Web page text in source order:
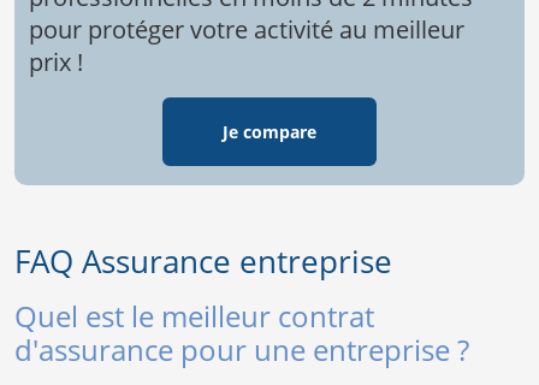
pour protéger votre activité au meilleur
prix !
Je compare
FAQ Assurance entreprise
Quel est le meilleur contrat
d'assurance pour une entreprise ?